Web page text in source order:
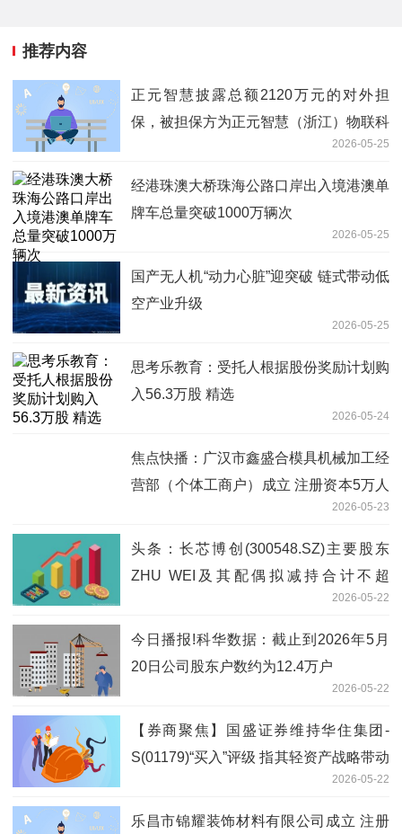
推荐内容
正元智慧披露总额2120万元的对外担
保，被担保方为正元智慧（浙江）物联科
2026-05-25
经港珠澳大桥珠海公路口岸出入境港澳单
牌车总量突破1000万辆次
2026-05-25
国产无人机“动力心脏”迎突破 链式带动低
空产业升级
2026-05-25
思考乐教育：受托人根据股份奖励计划购
入56.3万股 精选
2026-05-24
焦点快播：广汉市鑫盛合模具机械加工经
营部（个体工商户）成立 注册资本5万人
2026-05-23
头条：长芯博创(300548.SZ)主要股东
ZHU WEI及其配偶拟减持合计不超
2026-05-22
今日播报!科华数据：截止到2026年5月
20日公司股东户数约为12.4万户
2026-05-22
【券商聚焦】国盛证券维持华住集团-
S(01179)“买入”评级 指其轻资产战略带动
2026-05-22
乐昌市锦耀装饰材料有限公司成立 注册